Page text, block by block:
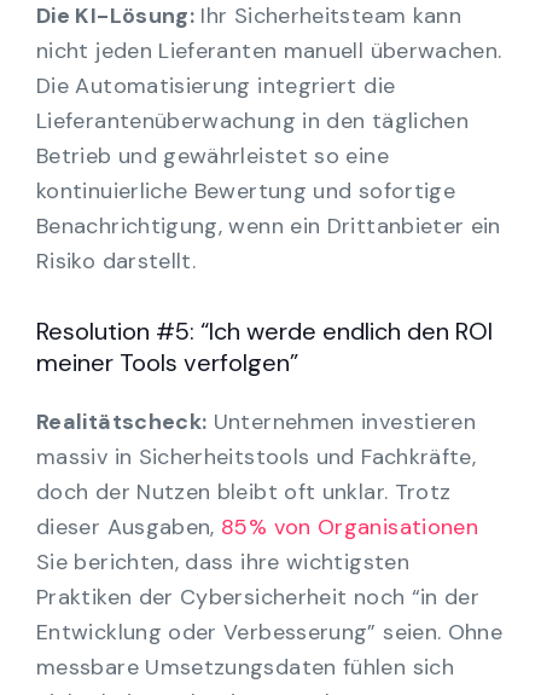
Die KI-Lösung: Ihr Sicherheitsteam kann
nicht jeden Lieferanten manuell überwachen.
Die Automatisierung integriert die
Lieferantenüberwachung in den täglichen
Betrieb und gewährleistet so eine
kontinuierliche Bewertung und sofortige
Benachrichtigung, wenn ein Drittanbieter ein
Risiko darstellt.
Resolution #5: “Ich werde endlich den ROI
meiner Tools verfolgen”
Realitätscheck: Unternehmen investieren
massiv in Sicherheitstools und Fachkräfte,
doch der Nutzen bleibt oft unklar. Trotz
dieser Ausgaben, 85% von Organisationen
Sie berichten, dass ihre wichtigsten
Praktiken der Cybersicherheit noch “in der
Entwicklung oder Verbesserung” seien. Ohne
messbare Umsetzungsdaten fühlen sich